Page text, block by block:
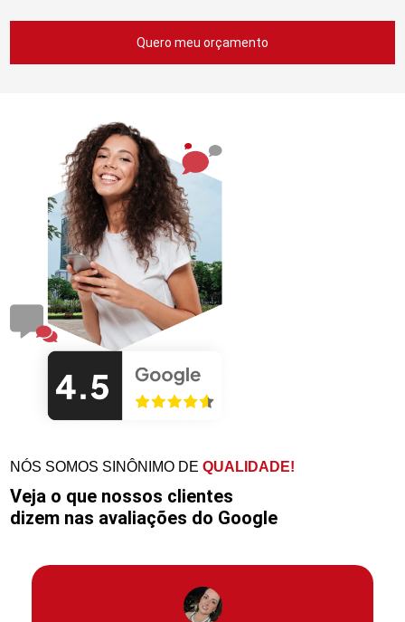
Quero meu orçamento
NÓS SOMOS SINÔNIMO DEQUALIDADE!
Veja o que nossos clientes
dizem nas avaliações do Google